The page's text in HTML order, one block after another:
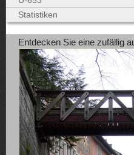
Statistiken
Entdecken Sie eine zufällig